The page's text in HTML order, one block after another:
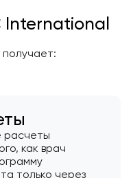
International
расчеты
как врач
только через